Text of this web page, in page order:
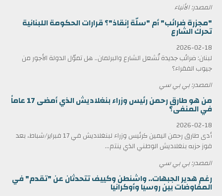
المصدر: الأنباء
"مجزرة ضرائب" أم "سلّة إنقاذ"؟ قرارات الحكومة اللبنانية
تحرك الشارع
2026-02-18
لبنان: ضرائب جديدة تُشعل الشارع والبرلمان.. هل تموّل الدولة الأجور من
جيوب الفقراء؟
المصدر: بي بي سي
من هو طارق رحمن رئيس وزراء بنغلاديش الذي أمضى 17 عاماً
في المنفى؟
2026-02-18
أدى طارق رحمن اليمين كرئيس وزراء لبنغلاديش في 17 فبراير/شباط، بعد
فوز حزبه بنغلاديش الوطني الذي ينتم...
المصدر: بي بي سي
رغم هدير الجبهات.. واشنطن وكييف تتحدثان عن "تقدم" في
المفاوضات بين روسيا وأوكرانيا